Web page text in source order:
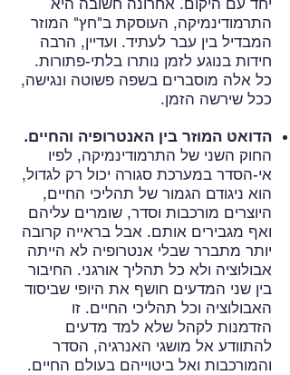
יחד עם היקום. אחרונה חשובה היא
התרמודינמיקה, העוסקת ב"חץ" המוזר
המבדיל בין עבר לעתיד. ועדיין, הרבה
חידות בנוגע לזמן נותרו בלתי-פתורות.
כל אלה מוסברים בשפה פשוטה ונגישה,
ככל שירשה הזמן.
הדואט המוזר בין האנטרופיה והחיים.
החוק השני של התרמודינמיקה, לפיו
אי-הסדר במערכת סגורה יכול רק לגדול,
הוא ניגודם הגמור של תהליכי החיים,
היוצרים מורכבות וסדר, שומרים עליהם
ואף מגבירים אותם. אבל בראייה קרובה
יותר מתברר שבלי אנטרופיה לא הייתה
אבולוציה ולא כל תהליך אורגני. החיבור
בין שני המדעים חושף את היופי שביסוד
האבולוציה וכל תהליכי החיים. זו
הזדמנות לקהל שלא למד מדעים
להתוודע אל מושגי האנרגיה, הסדר
והמורכבות ואל ביטוייהם בעולם החיים.